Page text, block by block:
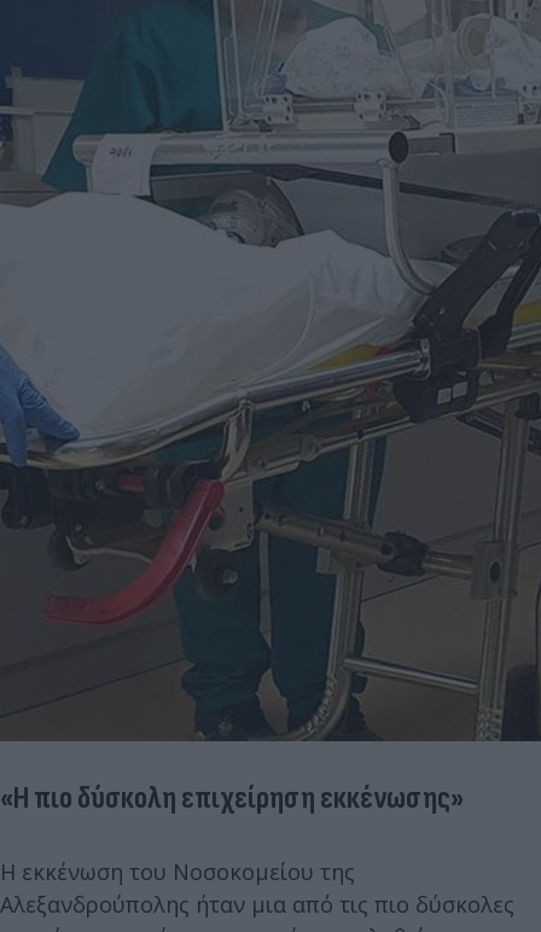
«Η πιο δύσκολη επιχείρηση εκκένωσης»
Η εκκένωση του Νοσοκομείου της
Αλεξανδρούπολης ήταν μια από τις πιο δύσκολες